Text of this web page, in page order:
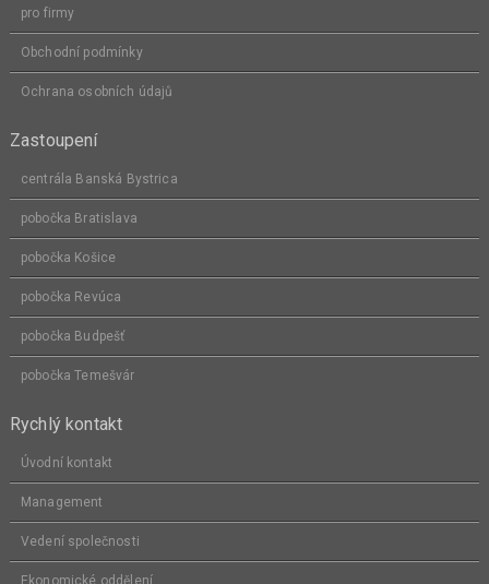
pro firmy
Obchodní podmínky
Ochrana osobních údajů
Zastoupení
centrála Banská Bystrica
pobočka Bratislava
pobočka Košice
pobočka Revúca
pobočka Budpešť
pobočka Temešvár
Rychlý kontakt
Úvodní kontakt
Management
Vedení společnosti
Ekonomické oddělení